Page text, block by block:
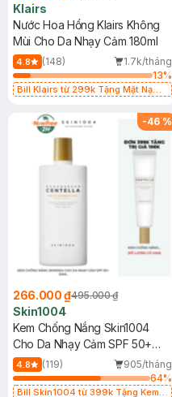
Klairs
Nước Hoa Hồng Klairs Không
Mùi Cho Da Nhạy Cảm 180ml
4.8 (148)
1.7k/tháng
13%
Bill Klairs từ 299k Tặng Mặt Nạ
25ml (SL Có Hạn)
-46 %
266.000 ₫495.000 ₫
Skin1004
Kem Chống Nắng Skin1004
Cho Da Nhạy Cảm SPF 50+
50ml
4.8 (119)
905/tháng
64%
Bill Skin1004 từ 399k Tặng Kem